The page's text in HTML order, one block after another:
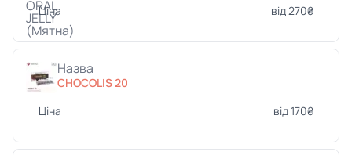
Ціна
від 270₴
Назва
CHOCOLIS 20
Ціна
від 170₴